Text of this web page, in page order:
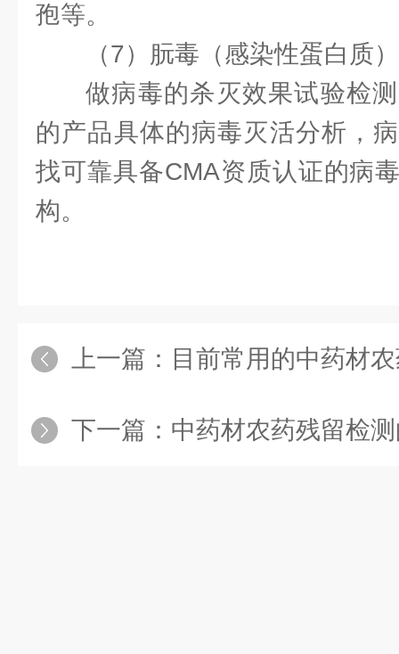
孢等。
（7）朊毒（感染性蛋白质
做病毒的杀灭效果试验检
的产品具体的病毒灭活分析，
找可靠具备CMA资质认证的病
构。
上一篇： 目前常用的中药材农药
下一篇： 中药材农药残留检